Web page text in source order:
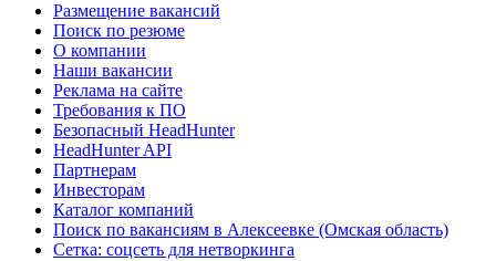
Размещение вакансий
Поиск по резюме
О компании
Наши вакансии
Реклама на сайте
Требования к ПО
Безопасный HeadHunter
HeadHunter API
Партнерам
Инвесторам
Каталог компаний
Поиск по вакансиям в Алексеевке (Омская область)
Сетка: соцсеть для нетворкинга